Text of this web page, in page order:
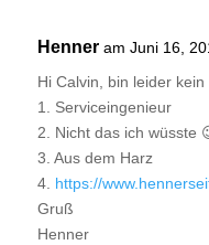
Henner am Juni 16,
Hi Calvin, bin leider kein
1. Serviceingenieur
2. Nicht das ich wüsste
3. Aus dem Harz
4. https://
Gruß
Henner